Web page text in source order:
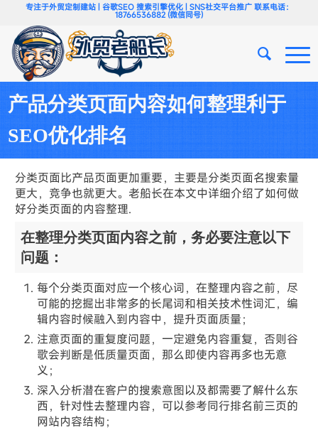
专注于外贸定制建站 | 谷歌SEO 搜索引擎优化 | SNS社交平台推广 联系电话：
18766536882 (微信同号)
产品分类页面内容如何整理利于
SEO优化排名
分类页面比产品页面更加重要，主要是分类页面名搜索量
更大，竞争也就更大。老船长在本文中详细介绍了如何做
好分类页面的内容整理.
在整理分类页面内容之前，务必要注意以下
问题：
每个分类页面对应一个核心词，在整理内容之前，尽
可能的挖掘出非常多的长尾词和相关技术性词汇，编
辑内容时候融入到内容中，提升页面质量；
注意页面的重复度问题，一定避免内容重复，否则谷
歌会判断是低质量页面，那么即使内容再多也无意
义；
深入分析潜在客户的搜索意图以及都需要了解什么东
西，针对性去整理内容，可以参考同行排名前三页的
网站内容结构；